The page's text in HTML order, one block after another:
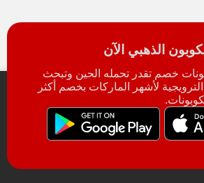
الذهبي الآن
خصم تقدر تحمله الحين وتبحث
لأشهر الماركات بخصم أكثر